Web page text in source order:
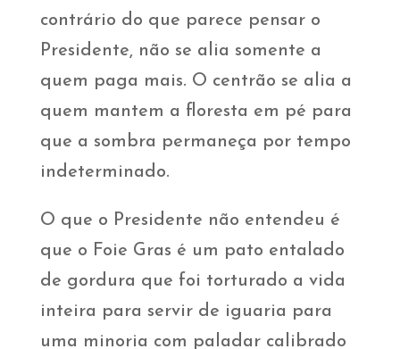
contrário do que parece pensar o
Presidente, não se alia somente a
quem paga mais. O centrão se alia a
quem mantem a floresta em pé para
que a sombra permaneça por tempo
indeterminado.
O que o Presidente não entendeu é
que o Foie Gras é um pato entalado
de gordura que foi torturado a vida
inteira para servir de iguaria para
uma minoria com paladar calibrado